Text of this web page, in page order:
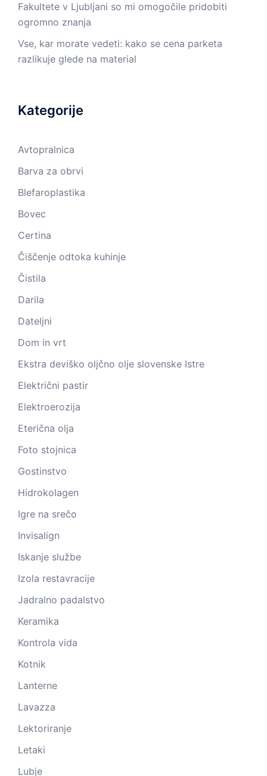
Fakultete v Ljubljani so mi omogočile pridobiti
ogromno znanja
Vse, kar morate vedeti: kako se cena parketa
razlikuje glede na material
Kategorije
Avtopralnica
Barva za obrvi
Blefaroplastika
Bovec
Certina
Čiščenje odtoka kuhinje
Čistila
Darila
Dateljni
Dom in vrt
Ekstra deviško oljčno olje slovenske Istre
Električni pastir
Elektroerozija
Eterična olja
Foto stojnica
Gostinstvo
Hidrokolagen
Igre na srečo
Invisalign
Iskanje službe
Izola restavracije
Jadralno padalstvo
Keramika
Kontrola vida
Kotnik
Lanterne
Lavazza
Lektoriranje
Letaki
Lubje